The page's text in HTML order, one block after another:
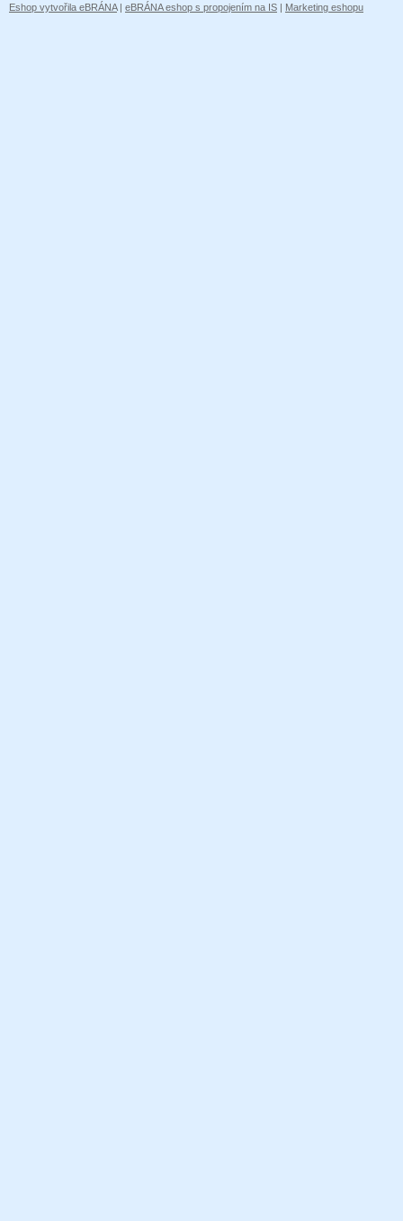
Eshop vytvořila eBRÁNA| eBRÁNA eshop s propojením na IS | Marketing eshopu